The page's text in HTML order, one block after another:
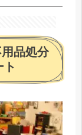
品処分